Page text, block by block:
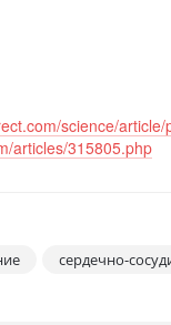
science/
articles/315805.php
сердечно-